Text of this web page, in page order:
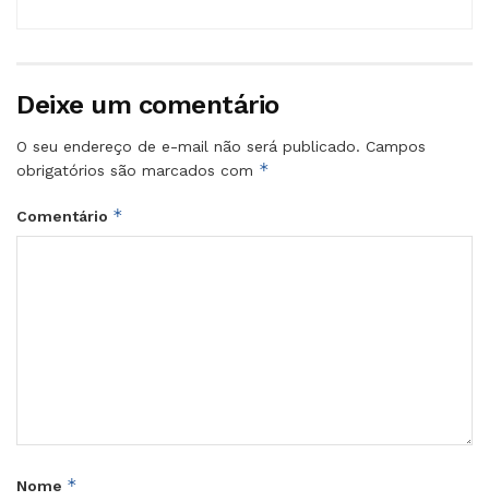
Deixe um comentário
O seu endereço de e-mail não será publicado. Campos
obrigatórios são marcados com *
Comentário *
Nome *